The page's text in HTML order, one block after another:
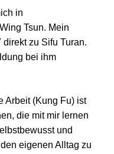
in
Tsun. Mein
zu Sifu Turan.
bei ihm
Arbeit (Kung Fu) ist
die mit mir lernen
und
eigenen Alltag zu